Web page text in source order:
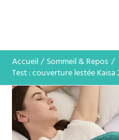
Accueil
Sommeil & Repos
Test : couverture lestée